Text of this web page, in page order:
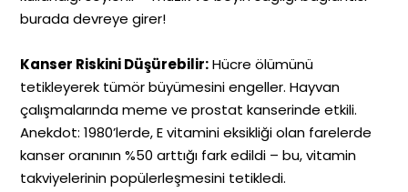
burada devreye girer!
Kanser Riskini Düşürebilir:Hücre ölümünü
tetikleyerek tümör büyümesini engeller. Hayvan
çalışmalarında meme ve prostat kanserinde etkili.
Anekdot: 1980’lerde, E vitamini eksikliği olan farelerde
kanser oranının %50 arttığı fark edildi – bu, vitamin
takviyelerinin popülerleşmesini tetikledi.